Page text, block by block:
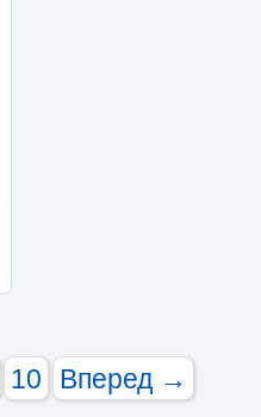
10 Вперед →